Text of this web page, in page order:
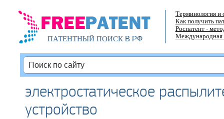
ПАТЕНТНЫЙ ПОИСКВ РФ
Терминология и
Как получить
Роспатент -
Международная
электростатическое
устройство